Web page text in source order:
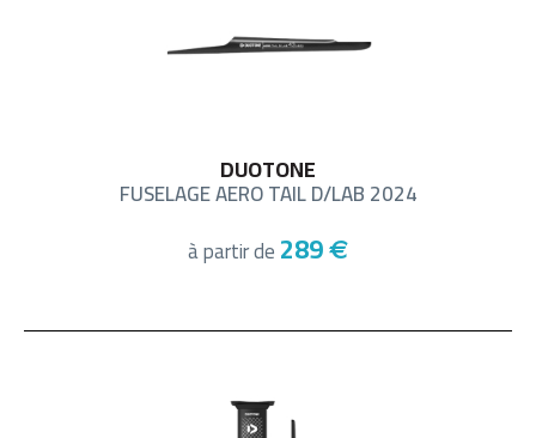
DUOTONE
FUSELAGE AERO TAIL D/LAB 2024
à partir de289 €